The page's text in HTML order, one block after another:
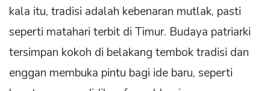
kala itu, tradisi adalah kebenaran mutlak, pasti
seperti matahari terbit di Timur. Budaya patriarki
tersimpan kokoh di belakang tembok tradisi dan
enggan membuka pintu bagi ide baru, seperti